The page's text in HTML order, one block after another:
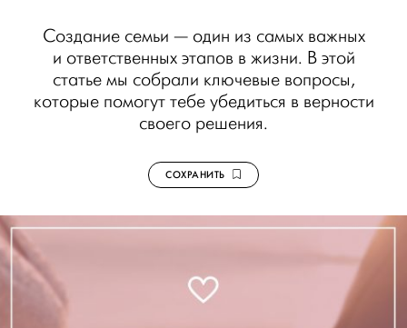
Создание семьи — один из самых важных
и ответственных этапов в жизни. В этой
статье мы собрали ключевые вопросы,
которые помогут тебе убедиться в верности
своего решения.
СОХРАНИТЬ